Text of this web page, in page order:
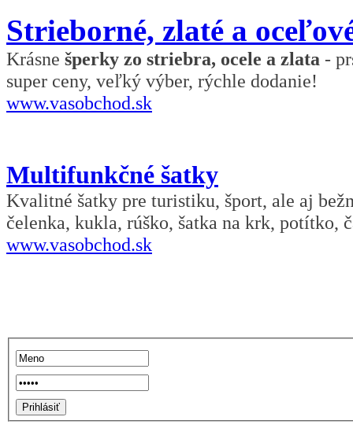
Strieborné, zlaté a
Krásne šperky zo striebra, ocele a zlata -
super ceny, veľký výber, rýchle dodanie!
www.vasobchod.sk
Multifunkčné šatky
Kvalitné šatky pre turistiku, šport, ale aj
čelenka, kukla, rúško, šatka na krk, potítko,
www.vasobchod.sk